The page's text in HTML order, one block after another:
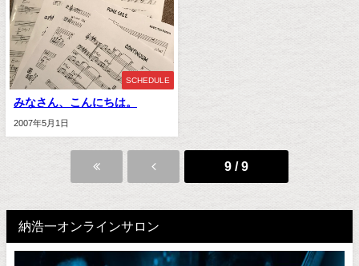
SCHEDULE
みなさん、こんにちは。
2007年5月1日
9 / 9
納浩一オンラインサロン